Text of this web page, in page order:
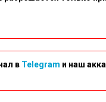
в Telegram и наш